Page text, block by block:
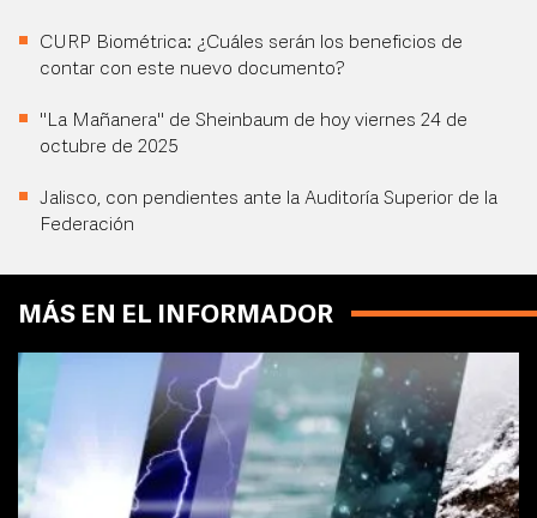
CURP Biométrica: ¿Cuáles serán los beneficios de
contar con este nuevo documento?
"La Mañanera" de Sheinbaum de hoy viernes 24 de
octubre de 2025
Jalisco, con pendientes ante la Auditoría Superior de la
Federación
MÁS EN EL INFORMADOR